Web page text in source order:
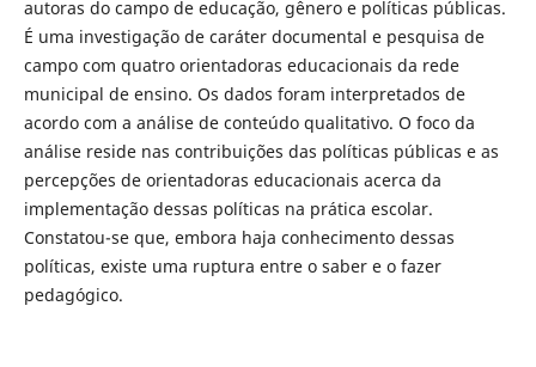
autoras do campo de educação, gênero e políticas públicas.
É uma investigação de caráter documental e pesquisa de
campo com quatro orientadoras educacionais da rede
municipal de ensino. Os dados foram interpretados de
acordo com a análise de conteúdo qualitativo. O foco da
análise reside nas contribuições das políticas públicas e as
percepções de orientadoras educacionais acerca da
implementação dessas políticas na prática escolar.
Constatou-se que, embora haja conhecimento dessas
políticas, existe uma ruptura entre o saber e o fazer
pedagógico.